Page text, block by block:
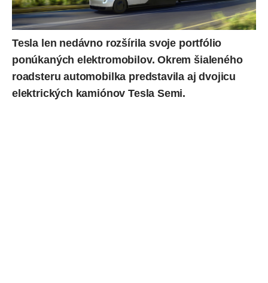
Tesla len nedávno rozšírila svoje portfólio
ponúkaných elektromobilov. Okrem šialeného
roadsteru automobilka predstavila aj dvojicu
elektrických kamiónovTesla Semi.